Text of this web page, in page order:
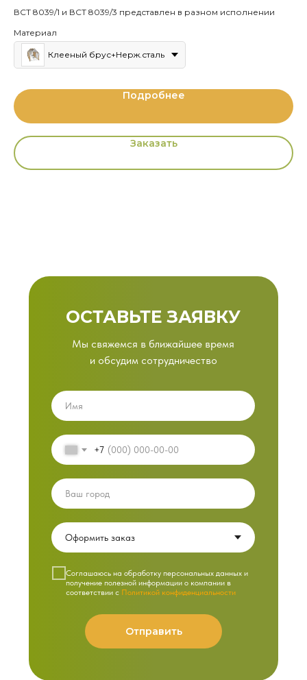
ВСТ 8039/1 и ВСТ 8039/3 представлен в разном исполнении
Материал
Клееный брус+Нерж.сталь
Подробнее
Заказать
ОСТАВЬТЕ ЗАЯВКУ
Мы свяжемся в ближайшее время
и обсудим сотрудничество
+7
Cоглашаюсь на обработку персональных данных и
получение полезной информации о компании в
соответствии с Политикой конфиденциальности
Отправить